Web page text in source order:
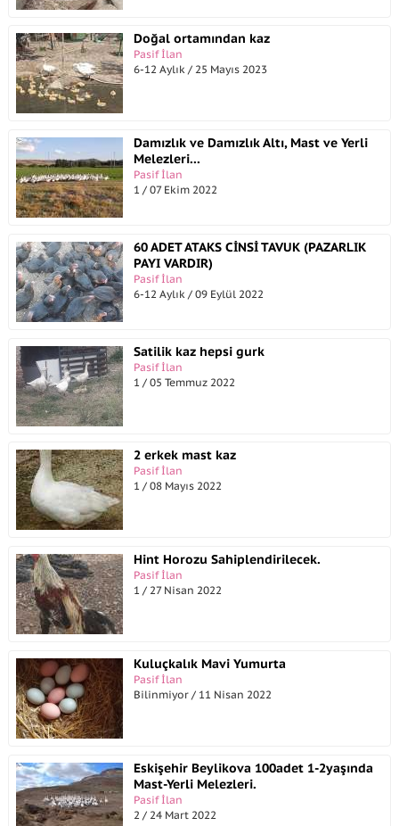
Doğal ortamından kaz
Pasif İlan
6-12 Aylık / 25 Mayıs 2023
Damızlık ve Damızlık Altı, Mast ve Yerli
Melezleri...
Pasif İlan
1 / 07 Ekim 2022
60 ADET ATAKS CİNSİ TAVUK (PAZARLIK
PAYI VARDIR)
Pasif İlan
6-12 Aylık / 09 Eylül 2022
Satilik kaz hepsi gurk
Pasif İlan
1 / 05 Temmuz 2022
2 erkek mast kaz
Pasif İlan
1 / 08 Mayıs 2022
Hint Horozu Sahiplendirilecek.
Pasif İlan
1 / 27 Nisan 2022
Kuluçkalık Mavi Yumurta
Pasif İlan
Bilinmiyor / 11 Nisan 2022
Eskişehir Beylikova 100adet 1-2yaşında
Mast-Yerli Melezleri.
Pasif İlan
2 / 24 Mart 2022